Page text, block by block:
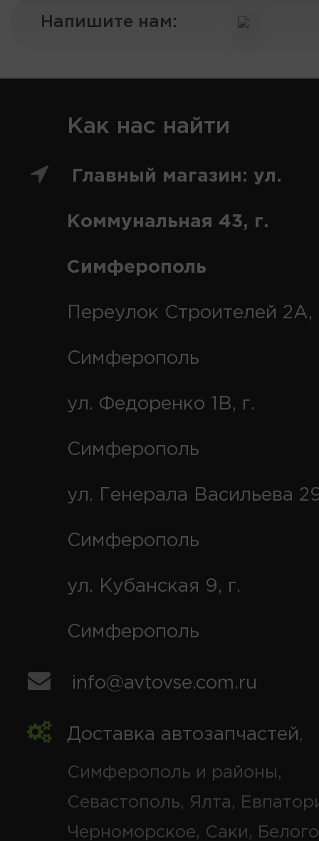
Напишите нам:
Как нас найти
Главный магазин: ул.
Коммунальная 43, г.
Симферополь
Переулок Строителей 2А,
Симферополь
ул. Федоренко 1В, г.
Симферополь
ул. Генерала Васильева
Симферополь
ул. Кубанская 9, г.
Симферополь
info@avtovse.com.ru
Доставка автозапчастей,
Симферополь и районы,
Севастополь, Ялта,
Черноморское, Саки,